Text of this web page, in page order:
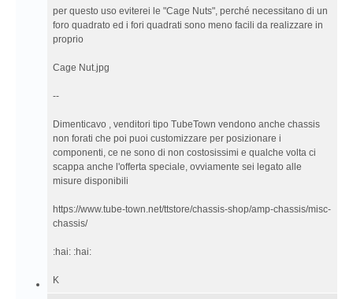
per questo uso eviterei le "Cage Nuts", perché necessitano di un
foro quadrato ed i fori quadrati sono meno facili da realizzare in
proprio
Cage Nut.jpg
--
Dimenticavo , venditori tipo TubeTown vendono anche chassis
non forati che poi puoi customizzare per posizionare i
componenti, ce ne sono di non costosissimi e qualche volta ci
scappa anche l'offerta speciale, ovviamente sei legato alle
misure disponibili
https://www.tube-town.net/ttstore/chassis-shop/amp-chassis/misc-
chassis/
:hai: :hai:
K